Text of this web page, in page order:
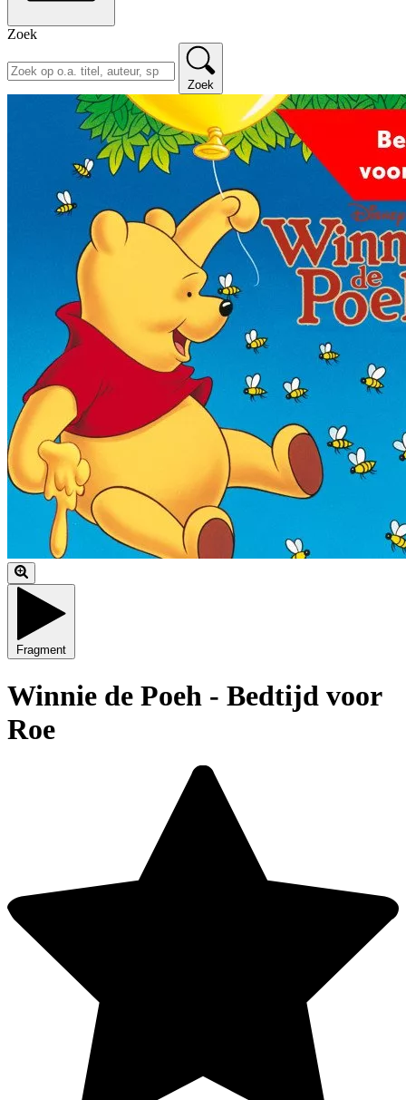
Zoek
Zoek
Fragment
Winnie de Poeh - Bedtijd voor
Roe